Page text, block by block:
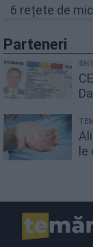
6 rețete de
Parteneri
le